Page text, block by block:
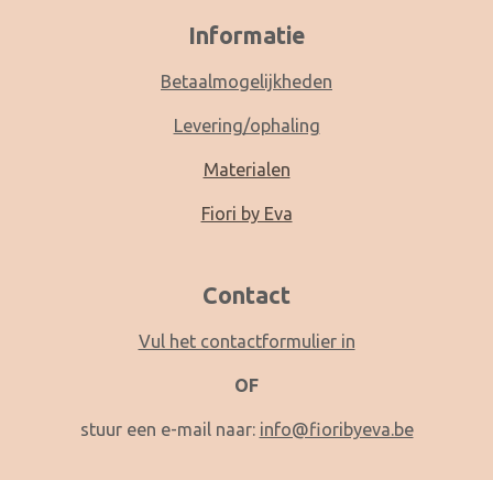
Informatie
Betaalmogelijkheden
Levering/ophaling
Materialen
Fiori by Eva
Contact
Vul het contactformulier in
OF
stuur een e-mail naar: info@fioribyeva.be